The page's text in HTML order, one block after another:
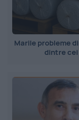
Marile probleme
dintre